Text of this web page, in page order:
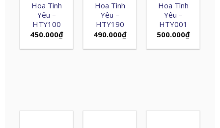
Hoa Tình
Yêu –
HTY100
450.000₫
Hoa Tình
Yêu –
HTY190
490.000₫
Hoa Tình
Yêu –
HTY001
500.000₫